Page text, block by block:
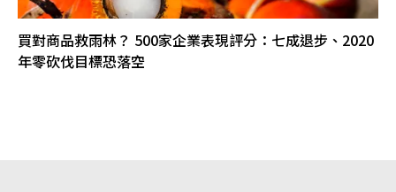
買對商品救雨林？ 500家企業表現評分：七成退步、2020
年零砍伐目標恐落空